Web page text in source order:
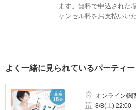
ます。無料で申込された
ャンセル料をお支払いい
よく一緒に見られているパーティー
オンライン/関
8/8(土) 22:00